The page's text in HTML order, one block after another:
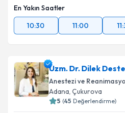
En Yakın Saatler
10:30
11:00
Uzm. Dr. Dilek
Anestezi ve
Adana, Çukurova
5 (45 Değerlendirme)